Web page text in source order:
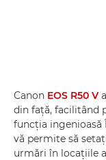
Canon EOS R50 V
din faţă, facilitând
funcţia
vă permite să
urmări în locaţiile